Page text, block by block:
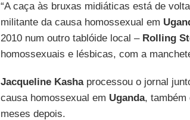
“A caça às bruxas midiáticas está de
militante da causa homossexual em
2010 num outro tablóide local – Rolling
homossexuais e lésbicas, com a
Jacqueline Kashaprocessou o jornal
causa homossexual em Uganda, também
meses depois.